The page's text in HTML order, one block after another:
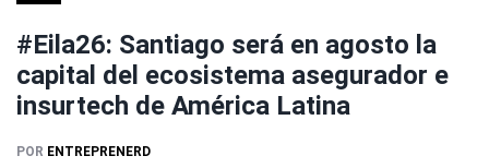
#Eila26: Santiago será en agosto la
capital del ecosistema asegurador e
insurtech de América Latina
POR ENTREPRENERD